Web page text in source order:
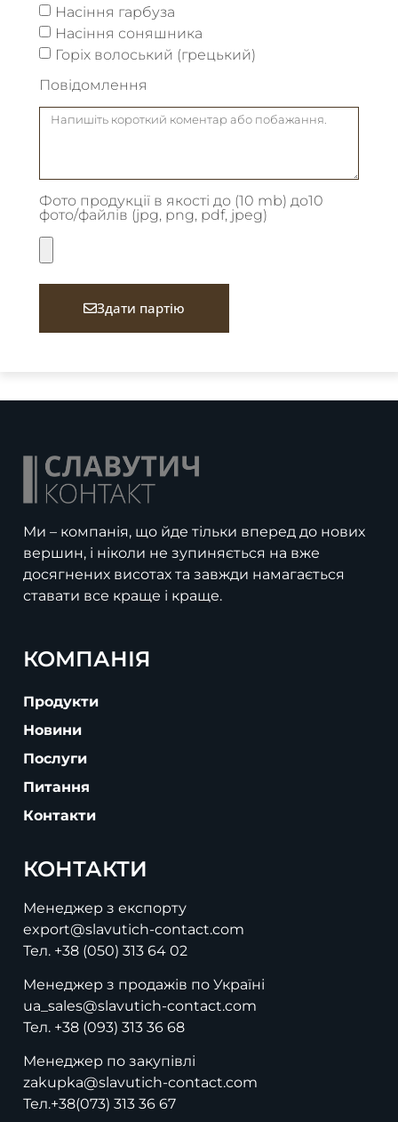
Насіння гарбуза
Насіння соняшника
Горіх волоський (грецький)
Повідомлення
Фото продукції в якості до (10 mb) до10
фото/файлів (jpg, png, pdf, jpeg)
Здати партію
Ми – компанія, що йде тільки вперед до нових
вершин, і ніколи не зупиняється на вже
досягнених висотах та завжди намагається
ставати все краще і краще.
КОМПАНІЯ
Продукти
Новини
Послуги
Питання
Контакти
КОНТАКТИ
Менеджер з експорту
export@slavutich-contact.com
Тел. +38 (050) 313 64 02
Менеджер з продажів по Україні
ua_sales@slavutich-contact.com
Тел. +38 (093) 313 36 68
Менеджер по закупівлі
zakupka@slavutich-contact.com
Тел.+38(073) 313 36 67